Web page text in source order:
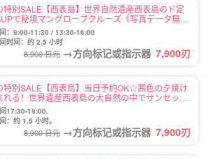
別SALE【西表島】世界自然遺産西表島のド定
で秘境マングローブクルーズ《写真データ無料
ント付き》（No.2）
：9:00-11:30 / 13:30-16:00
时间：约 2.5 小时
8,900 日元 →方向标记或指示器 7,900刃
別SALE【西表島】当日予約OK☆茜色の夕焼け
れる！世界遺産西表島の大自然の中でサンセット
アー★《写真無料＆上原地区送迎OK》（No.4）
17:30-19:00.
：约 1.5 小时。
8,900 日元 →方向标记或指示器 7,900刃